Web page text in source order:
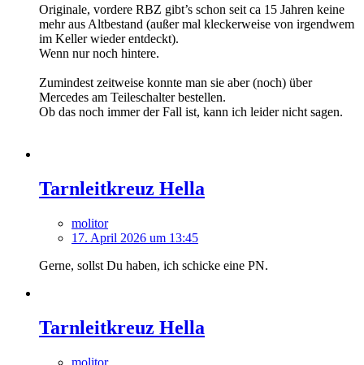
Originale, vordere RBZ gibt’s schon seit ca 15 Jahren keine
mehr aus Altbestand (außer mal kleckerweise von irgendwem
im Keller wieder entdeckt).
Wenn nur noch hintere.
Zumindest zeitweise konnte man sie aber (noch) über
Mercedes am Teileschalter bestellen.
Ob das noch immer der Fall ist, kann ich leider nicht sagen.
Tarnleitkreuz Hella
molitor
17. April 2026 um 13:45
Gerne, sollst Du haben, ich schicke eine PN.
Tarnleitkreuz Hella
molitor